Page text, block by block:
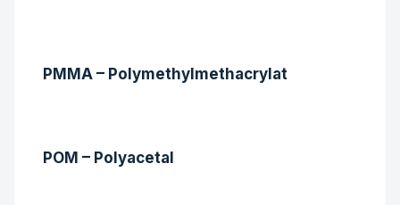
PMMA – Polymethylmethacrylat
POM – Polyacetal